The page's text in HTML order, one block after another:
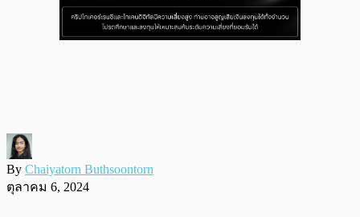
By Chaiyatorn Buthsoontorn
ตุลาคม 6, 2024